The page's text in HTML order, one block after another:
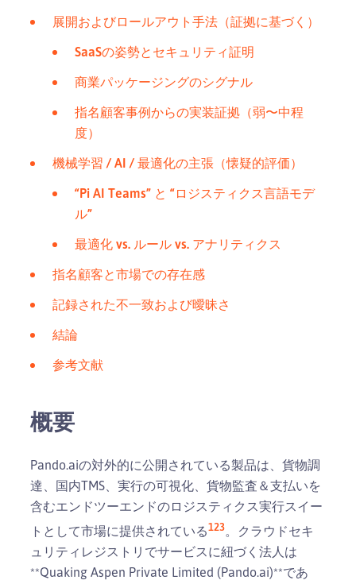
展開およびロールアウト手法（証拠に基づく）
SaaSの姿勢とセキュリティ証明
商業パッケージングのシグナル
指名顧客事例からの実装証拠（弱〜中程
度）
機械学習 / AI / 最適化の主張（懐疑的評価）
“Pi AI Teams” と “ロジスティクス言語モデ
ル”
最適化 vs. ルール vs. アナリティクス
指名顧客と市場での存在感
記録された不一致および曖昧さ
結論
参考文献
概要
Pando.aiの対外的に公開されている製品は、貨物調
達、国内TMS、実行の可視化、貨物監査＆支払いを
含むエンドツーエンドのロジスティクス実行スイー
トとして市場に提供されている123。クラウドセキ
ュリティレジストリでサービスに紐づく法人は
**Quaking Aspen Private Limited (Pando.ai)**であ